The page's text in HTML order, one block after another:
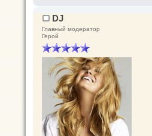
DJ
Главный модератор
Герой